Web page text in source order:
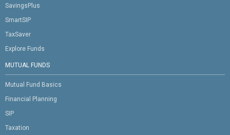
SavingsPlus
SmartSIP
TaxSaver
Explore Funds
MUTUAL FUNDS
Mutual Fund Basics
Financial Planning
SIP
Taxation